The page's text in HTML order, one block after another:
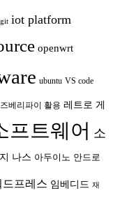
git iot platform
openwrt
ubuntu VS code
베리파이 활용 레트로 게
프트웨어 소
나스 아두이노 안드로
드프레스 임베디드 재